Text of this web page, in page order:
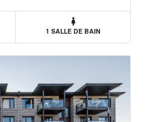
1 SALLE DE BAIN